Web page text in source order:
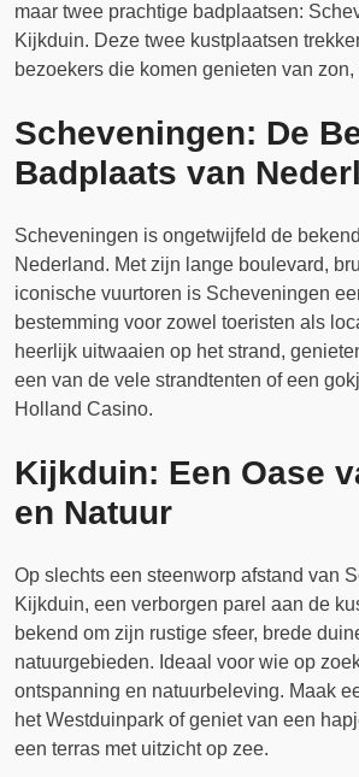
maar twee prachtige badplaatsen:
Kijkduin. Deze twee kustplaatsen
bezoekers die komen genieten van zon,
Scheveningen: De
Badplaats van
Scheveningen is ongetwijfeld de
Nederland. Met zijn lange boulevard,
iconische vuurtoren is Scheveningen
bestemming voor zowel toeristen als
heerlijk uitwaaien op het strand,
een van de vele strandtenten of een
Holland Casino.
Kijkduin: Een Oase
en Natuur
Op slechts een steenworp afstand van
Kijkduin, een verborgen parel aan de
bekend om zijn rustige sfeer, brede
natuurgebieden. Ideaal voor wie op
ontspanning en natuurbeleving. Maak
het Westduinpark of geniet van een
een terras met uitzicht op zee.